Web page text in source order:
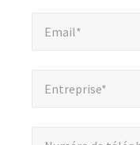
Email*
Entreprise*